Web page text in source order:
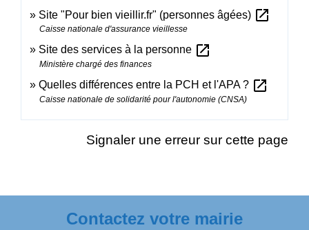
Site "Pour bien vieillir.fr" (personnes âgées) open_in_new
Caisse nationale d'assurance vieillesse
Site des services à la personne open_in_new
Ministère chargé des finances
Quelles différences entre la PCH et l'APA ? open_in_new
Caisse nationale de solidarité pour l'autonomie (CNSA)
Signaler une erreur sur cette page
Contactez votre mairie